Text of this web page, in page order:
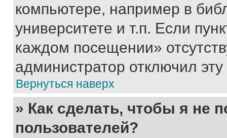
компьютере, например в
университете и т.п. Если
каждом посещении»
администратор отключил
Вернуться наверх
» Как сделать, чтобы я не
пользователей?